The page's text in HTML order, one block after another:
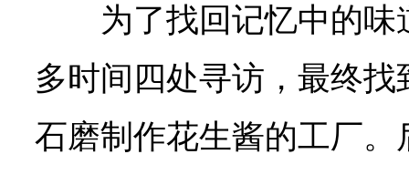
为了找回记忆中的
多时间四处寻访，最终
石磨制作花生酱的工厂